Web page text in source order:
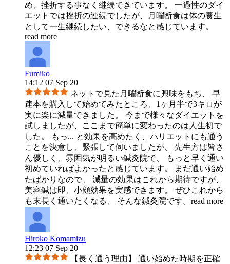
め、挫折する事なく継続できています。 一過性のダイ
エットでは挫折の連続でしたが、月曜断食は体の養生
として一生継続したい、できるなと感じています。
read more
Fumiko
14:12 07 Sep 20
ネットで見た月曜断食に興味をもち、 早
速本を購入して始めてみたところ、1ヶ月半で3キロが
実に楽に減量できました。 今まで様々なダイエットを
試しましたが、ここまで簡単に変わったのは人生初で
した。 もっ... と効果を高めたく、ハリエットにも通う
ことを決意し、緊張して伺いましたが、 先生方は皆さ
ん優しく、雰囲気が明るい鍼灸院で、 もっと早く通い
初めていればよかったと感じています。 まだ通い始め
たばかりなので、 減量の効果はこれから期待ですが、
美容鍼は即、小顔効果を実感できます。 ぜひこれから
も末長く通いたくなる、 そんな鍼灸院です。 read more
Hiroko Komamizu
12:23 07 Sep 20
【長く通う理由】 通い始めた時期を正確